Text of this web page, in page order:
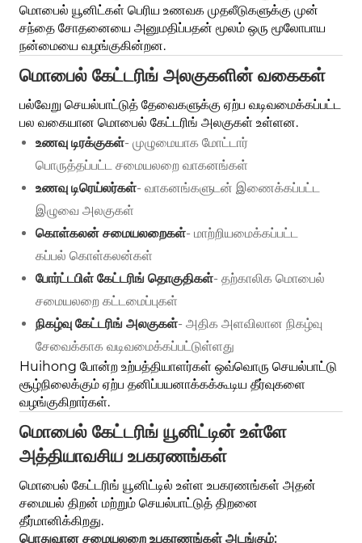
மொபைல் யூனிட்கள் பெரிய உணவக முதலீடுகளுக்கு முன்
சந்தை சோதனையை அனுமதிப்பதன் மூலம் ஒரு மூலோபாய
நன்மையை வழங்குகின்றன.
மொபைல் கேட்டரிங் அலகுகளின் வகைகள்
பல்வேறு செயல்பாட்டுத் தேவைகளுக்கு ஏற்ப வடிவமைக்கப்பட்ட
பல வகையான மொபைல் கேட்டரிங் அலகுகள் உள்ளன.
உணவு டிரக்குகள்- முழுமையாக மோட்டார்
பொருத்தப்பட்ட சமையலறை வாகனங்கள்
உணவு டிரெய்லர்கள்- வாகனங்களுடன் இணைக்கப்பட்ட
இழுவை அலகுகள்
கொள்கலன் சமையலறைகள்- மாற்றியமைக்கப்பட்ட
கப்பல் கொள்கலன்கள்
போர்ட்டபிள் கேட்டரிங் தொகுதிகள்- தற்காலிக மொபைல்
சமையலறை கட்டமைப்புகள்
நிகழ்வு கேட்டரிங் அலகுகள்- அதிக அளவிலான நிகழ்வு
சேவைக்காக வடிவமைக்கப்பட்டுள்ளது
Huihong போன்ற உற்பத்தியாளர்கள் ஒவ்வொரு செயல்பாட்டு
சூழ்நிலைக்கும் ஏற்ப தனிப்பயனாக்கக்கூடிய தீர்வுகளை
வழங்குகிறார்கள்.
மொபைல் கேட்டரிங் யூனிட்டின் உள்ளே
அத்தியாவசிய உபகரணங்கள்
மொபைல் கேட்டரிங் யூனிட்டில் உள்ள உபகரணங்கள் அதன்
சமையல் திறன் மற்றும் செயல்பாட்டுத் திறனை
தீர்மானிக்கிறது.
பொதுவான சமையலறை உபகரணங்கள் அடங்கும்: